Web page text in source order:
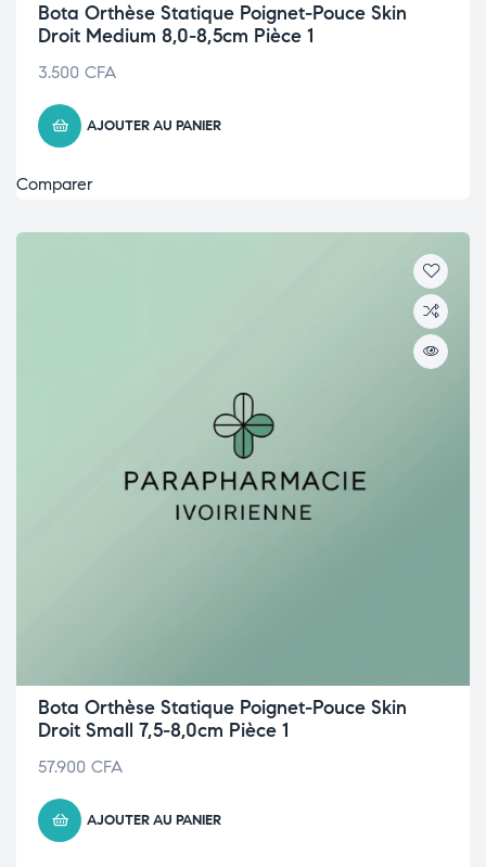
Bota Orthèse Statique Poignet-Pouce Skin
Droit Medium 8,0-8,5cm Pièce 1
3.500 CFA
AJOUTER AU PANIER
Comparer
Bota Orthèse Statique Poignet-Pouce Skin
Droit Small 7,5-8,0cm Pièce 1
57.900 CFA
AJOUTER AU PANIER